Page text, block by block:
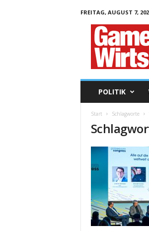
FREITAG, AUGUST 7,
POLITIK
Start Schlagworte